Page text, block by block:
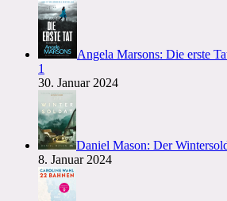
Angela Marsons: Die erste
1
30. Januar 2024
Daniel Mason: Der
8. Januar 2024